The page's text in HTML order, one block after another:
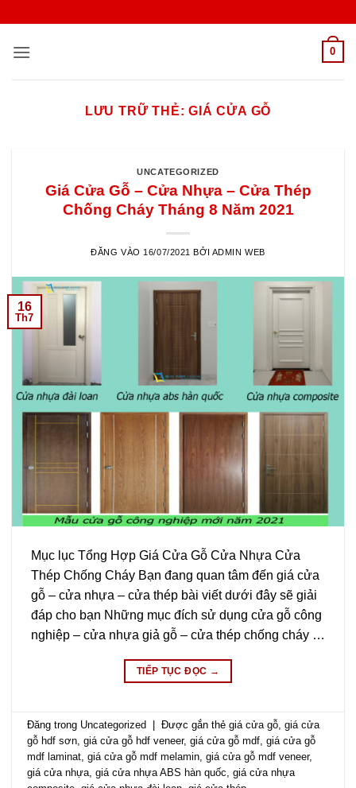
nội
0
LƯU TRỮ THẺ:GIÁ CỬA GỖ
UNCATEGORIZED
Giá Cửa Gỗ – Cửa Nhựa – Cửa Thép
Chống Cháy Tháng 8 Năm 2021
ĐĂNG VÀO 16/07/2021 BỞI ADMIN WEB
16
Th7
Mục lục Tổng Hợp Giá Cửa Gỗ Cửa Nhựa Cửa
Thép Chống Cháy Bạn đang quan tâm đến giá cửa
gỗ – cửa nhựa – cửa thép bài viết dưới đây sẽ giải
đáp cho bạn Những mục đích sử dụng cửa gỗ công
nghiệp – cửa nhựa giả gỗ – cửa thép chống cháy …
TIẾP TỤC ĐỌC →
Đăng trong Uncategorized Được gắn thẻgiá cửa gỗ ,giá cửa
gỗ hdf sơn ,giá cửa gỗ hdf veneer,giá cửa gỗ mdf ,giá cửa gỗ
mdf laminat ,giá cửa gỗ mdf melamin ,giá cửa gỗ mdf veneer,
giá cửa nhựa ,giá cửa nhựa ABS hàn quốc ,giá cửa nhựa